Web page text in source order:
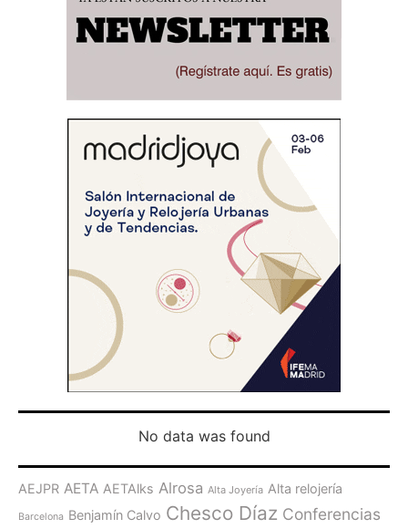
No data was found
AEJPR AETA AETAlks Alrosa Alta Joyería Alta relojería
Barcelona Benjamín Calvo Chesco Díaz Conferencias